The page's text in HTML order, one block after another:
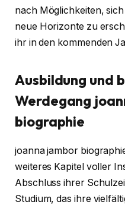
nach Möglichkeiten,
neue Horizonte zu
ihr in den kommenden
Ausbildung und
Werdegang
biographie
joanna jambor
weiteres Kapitel voller
Abschluss ihrer
Studium, das ihre